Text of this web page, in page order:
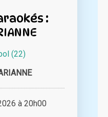
:
(22)
à 20h00